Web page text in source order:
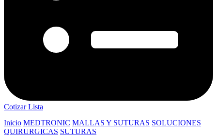
Cotizar Lista
Inicio MEDTRONIC MALLAS Y SUTURAS SOLUCIONES
QUIRURGICAS SUTURAS